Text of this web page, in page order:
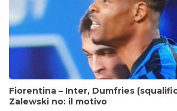
Fiorentina – Inter, Dumfries
Zalewski no: il motivo